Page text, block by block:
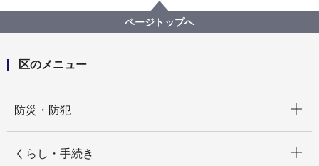
ページトップへ
区のメニュー
防災・防犯
くらし・手続き